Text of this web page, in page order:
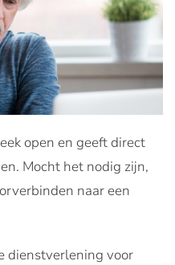
open en geeft direct
Mocht het nodig zijn,
naar een
dienstverlening voor